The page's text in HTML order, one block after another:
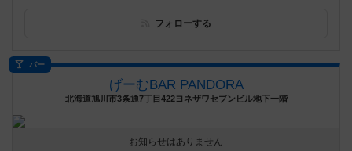
フォローする
バー
げーむBAR PANDORA
北海道旭川市3条通7丁目422ヨネザワセブンビル地下一階
お知らせはありません